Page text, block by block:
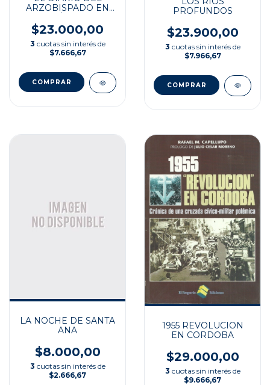
ARZOBISPADO EN
PERONISTA
$23.000,00
3 cuotas sin interés de
$7.666,67
PROFUNDOS
$23.900,00
3 cuotas sin interés de
$7.966,67
LA NOCHE DE SANTA
ANA
$8.000,00
3 cuotas sin interés de
$2.666,67
1955 REVOLUCION
EN CORDOBA
$29.000,00
3 cuotas sin interés de
$9.666,67